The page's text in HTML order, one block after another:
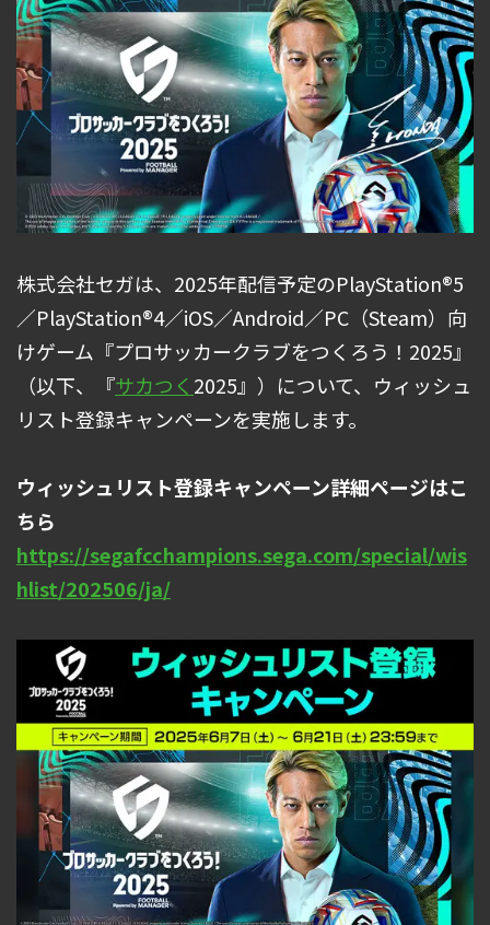
株式会社セガは、2025年配信予定のPlayStation®5
／PlayStation®4／iOS／Android／PC（Steam）向
けゲーム『プロサッカークラブをつくろう！2025』
（以下、『サカつく 2025』）について、ウィッシュ
リスト登録キャンペーンを実施します。
ウィッシュリスト登録キャンペーン詳細ページはこ
ちら
https://segafcchampions.sega.com/special/wis
hlist/202506/ja/